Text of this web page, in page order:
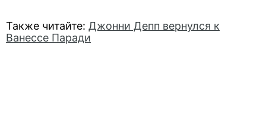
Также читайте: Джонни Депп вернулся к
Ванессе Паради